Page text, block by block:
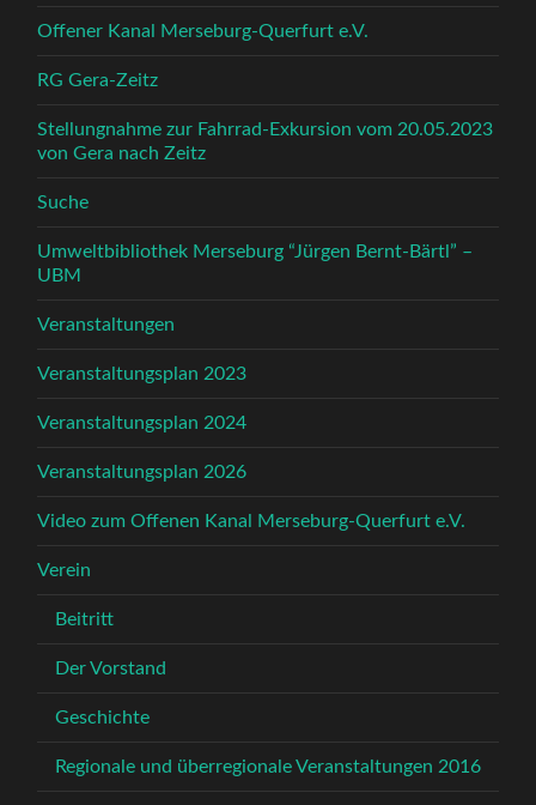
Offener Kanal Merseburg-Querfurt e.V.
RG Gera-Zeitz
Stellungnahme zur Fahrrad-Exkursion vom 20.05.2023
von Gera nach Zeitz
Suche
Umweltbibliothek Merseburg “Jürgen Bernt-Bärtl” –
UBM
Veranstaltungen
Veranstaltungsplan 2023
Veranstaltungsplan 2024
Veranstaltungsplan 2026
Video zum Offenen Kanal Merseburg-Querfurt e.V.
Verein
Beitritt
Der Vorstand
Geschichte
Regionale und überregionale Veranstaltungen 2016